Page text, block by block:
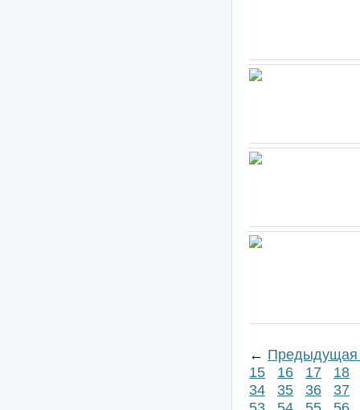
← Предыдущая
15
16 17
18
34
35 36
37